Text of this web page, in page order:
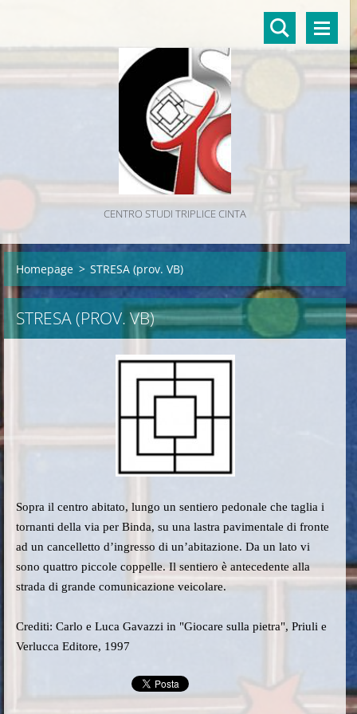
CENTRO STUDI TRIPLICE CINTA
Homepage > STRESA (prov. VB)
STRESA (PROV. VB)
Sopra il centro abitato, lungo un sentiero pedonale che taglia i
tornanti della via per Binda, su una lastra pavimentale di fronte
ad un cancelletto d’ingresso di un’abitazione. Da un lato vi
sono quattro piccole coppelle. Il sentiero è antecedente alla
strada di grande comunicazione veicolare.
Crediti: Carlo e Luca Gavazzi in "Giocare sulla pietra", Priuli e
Verlucca Editore, 1997